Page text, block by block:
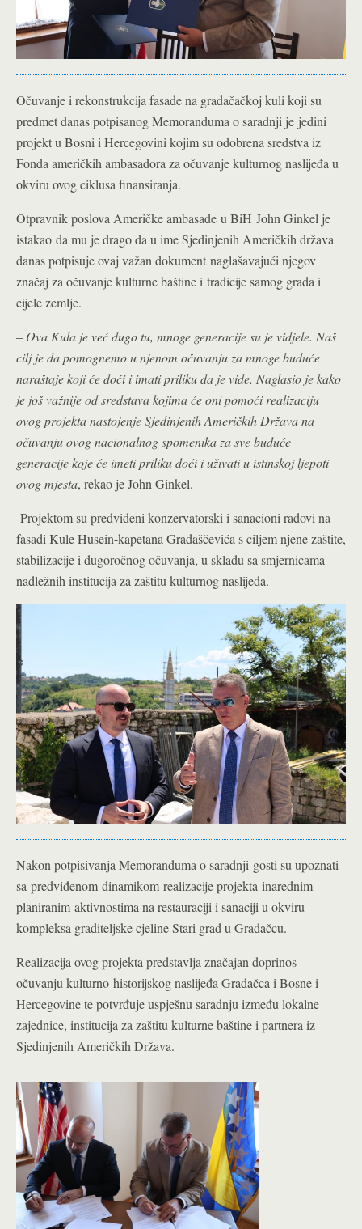
Očuvanje i rekonstrukcija fasade na gradačačkoj kuli koji su
predmet danas potpisanog Memoranduma o saradnji je jedini
projekt u Bosni i Hercegovini kojim su odobrena sredstva iz
Fonda američkih ambasadora za očuvanje kulturnog naslijeđa u
okviru ovog ciklusa finansiranja.
Otpravnik poslova Američke ambasade u BiH John Ginkel je
istakao da mu je drago da u ime Sjedinjenih Američkih država
danas potpisuje ovaj važan dokument naglašavajući njegov
značaj za očuvanje kulturne baštine i tradicije samog grada i
cijele zemlje.
– Ova Kula je već dugo tu, mnoge generacije su je vidjele. Naš
cilj je da pomognemo u njenom očuvanju za mnoge buduće
naraštaje koji će doći i imati priliku da je vide. Naglasio je kako
je još važnije od sredstava kojima će oni pomoći realizaciju
ovog projekta nastojenje Sjedinjenih Američkih Država na
očuvanju ovog nacionalnog spomenika za sve buduće
generacije koje će imeti priliku doći i uživati u istinskoj ljepoti
ovog mjesta, rekao je John Ginkel.
Projektom su predviđeni konzervatorski i sanacioni radovi na
fasadi Kule Husein-kapetana Gradaščevića s ciljem njene zaštite,
stabilizacije i dugoročnog očuvanja, u skladu sa smjernicama
nadležnih institucija za zaštitu kulturnog naslijeđa.
Nakon potpisivanja Memoranduma o saradnji gosti su upoznati
sa predviđenom dinamikom realizacije projekta inarednim
planiranim aktivnostima na restauraciji i sanaciji u okviru
kompleksa graditeljske cjeline Stari grad u Gradačcu.
Realizacija ovog projekta predstavlja značajan doprinos
očuvanju kulturno-historijskog naslijeđa Gradačca i Bosne i
Hercegovine te potvrđuje uspješnu saradnju između lokalne
zajednice, institucija za zaštitu kulturne baštine i partnera iz
Sjedinjenih Američkih Država.